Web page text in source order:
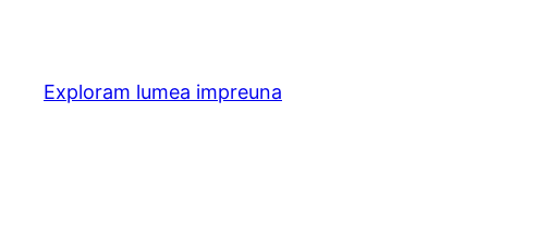
content
Exploram lumea impreuna